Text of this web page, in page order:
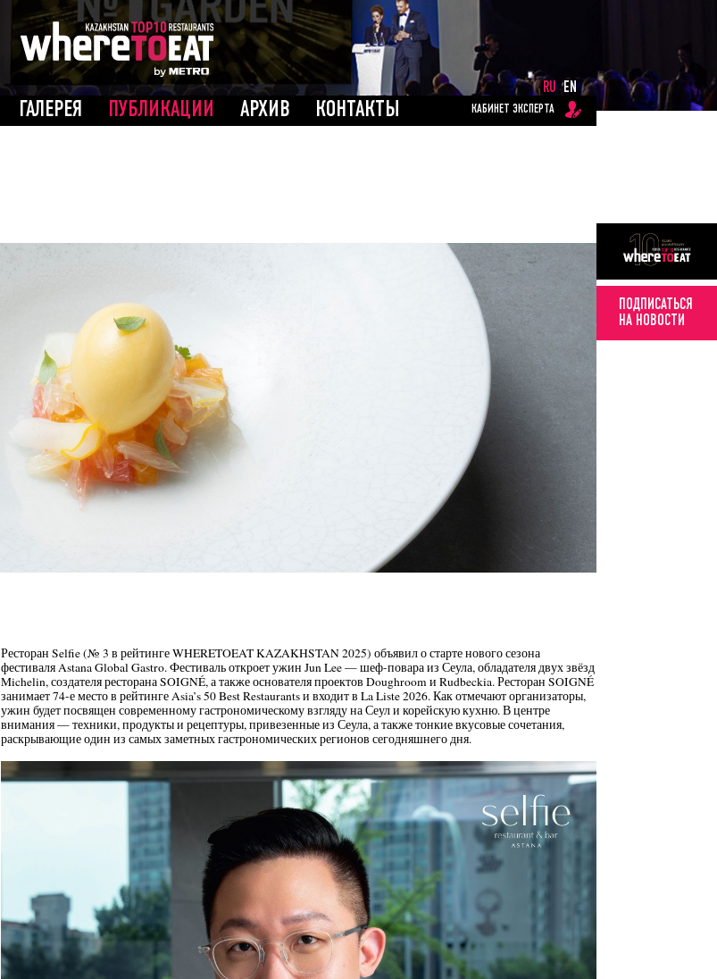
ГАЛЕРЕЯ ПУБЛИКАЦИИ АРХИВ КОНТАКТЫ
RU EN
КАБИНЕТ ЭКСПЕРТА
ПОДПИСАТЬСЯ
НА НОВОСТИ
Ресторан Selfie (№ 3 в рейтинге WHERETOEAT KAZAKHSTAN 2025) объявил о старте нового сезона
фестиваля Astana Global Gastro. Фестиваль откроет ужин Jun Lee — шеф-повара из Сеула, обладателя двух звёзд
Michelin, создателя ресторана SOIGNÉ, а также основателя проектов Doughroom и Rudbeckia. Ресторан SOIGNÉ
занимает 74-е место в рейтинге Asia’s 50 Best Restaurants и входит в La Liste 2026. Как отмечают организаторы,
ужин будет посвящен современному гастрономическому взгляду на Сеул и корейскую кухню. В центре
внимания — техники, продукты и рецептуры, привезенные из Сеула, а также тонкие вкусовые сочетания,
раскрывающие один из самых заметных гастрономических регионов сегодняшнего дня.